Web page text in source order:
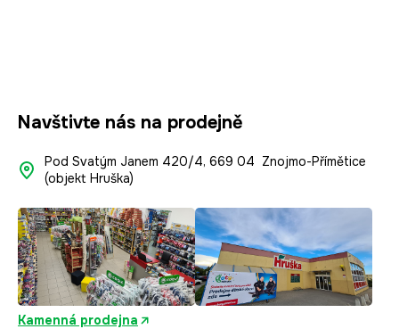
Navštivte nás na prodejně
Pod Svatým Janem 420/4, 669 04 Znojmo-Přímětice
(objekt Hruška)
Kamenná prodejna